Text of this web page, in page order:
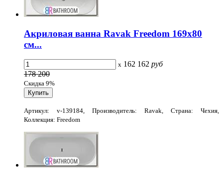
Акриловая ванна Ravak Freedom 169x80
см...
x 162 162 руб
178 200
Скидка 9%
Артикул: v-139184, Производитель: Ravak, Страна: Чехия,
Коллекция: Freedom